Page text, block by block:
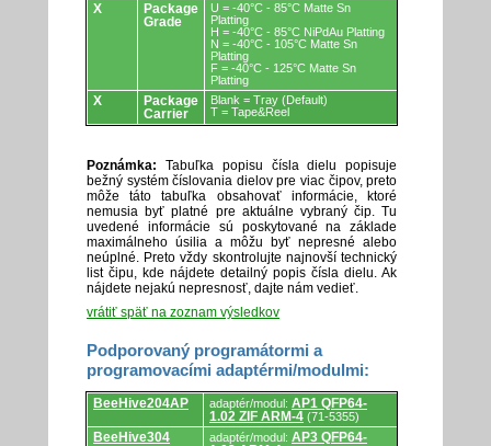
X
Package
Grade
U = -40°C - 85°C Matte Sn
Platting
H = -40°C - 85°C NiPdAu Platting
N = -40°C - 105°C Matte Sn
Platting
F = -40°C - 125°C Matte Sn
Platting
X
Package
Carrier
Blank = Tray (Default)
T = Tape&Reel
Poznámka: Tabuľka popisu čísla dielu popisuje
bežný systém číslovania dielov pre viac čipov, preto
môže táto tabuľka obsahovať informácie, ktoré
nemusia byť platné pre aktuálne vybraný čip. Tu
uvedené informácie sú poskytované na základe
maximálneho úsilia a môžu byť nepresné alebo
neúplné. Preto vždy skontrolujte najnovší technický
list čipu, kde nájdete detailný popis čísla dielu. Ak
nájdete nejakú nepresnosť, dajte nám vedieť.
vrátiť späť na zoznam výsledkov
Podporovaný programátormi a
programovacími adaptérmi/modulmi:
Podporovaný
programátormi
a
programovacími
BeeHive204AP adaptér/modul: AP1 QFP64-
1.02 ZIF ARM-4 (71-5355)
BeeHive304 adaptér/modul: AP3 QFP64-